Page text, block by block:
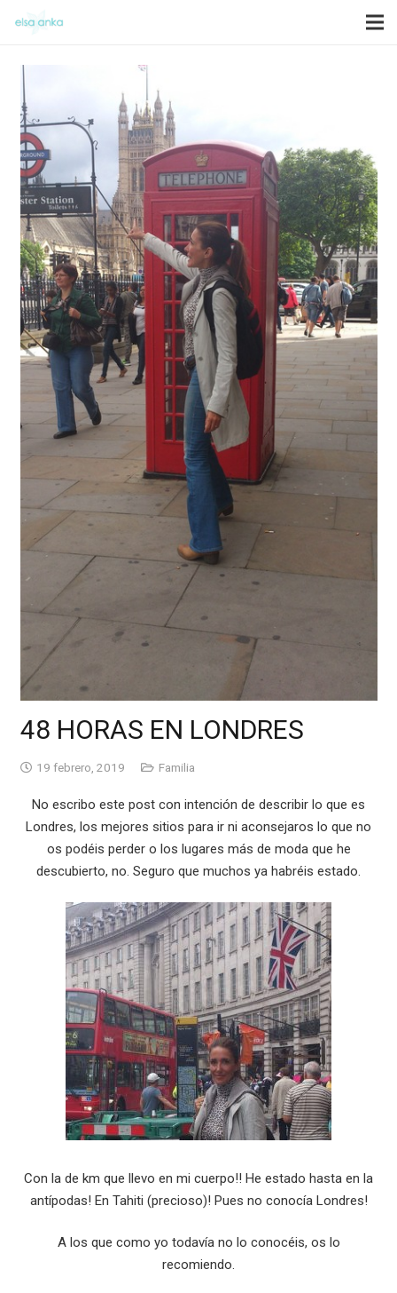
48 HORAS EN LONDRES
19 febrero, 2019 Familia
No escribo este post con intención de describir lo que es
Londres, los mejores sitios para ir ni aconsejaros lo que no
os podéis perder o los lugares más de moda que he
descubierto, no. Seguro que muchos ya habréis estado.
Con la de km que llevo en mi cuerpo!! He estado hasta en la
antípodas! En Tahiti (precioso)! Pues no conocía Londres!
A los que como yo todavía no lo conocéis, os lo
recomiendo.